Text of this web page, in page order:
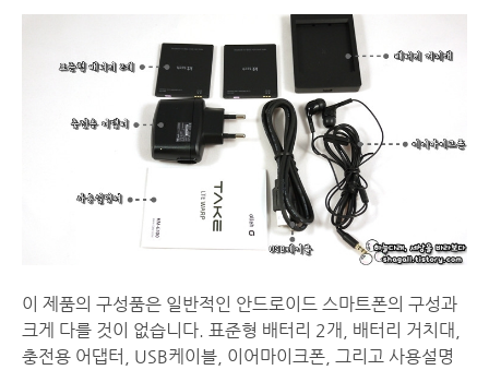
이 제품의 구성품은 일반적인 안드로이드 스마트폰의 구성과
크게 다를 것이 없습니다. 표준형 배터리 2개, 배터리 거치대,
충전용 어댑터, USB케이블, 이어마이크폰, 그리고 사용설명